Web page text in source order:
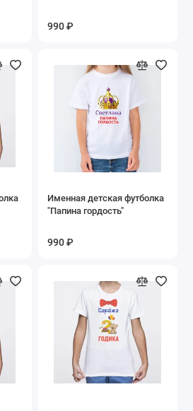
990 ₽
Именная детская футболка
"Папина гордость"
990 ₽